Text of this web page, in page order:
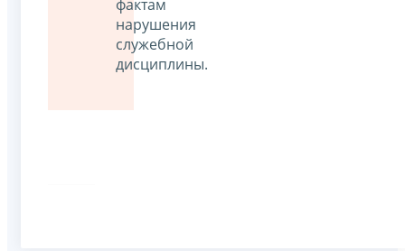
фактам
нарушения
служебной
дисциплины.